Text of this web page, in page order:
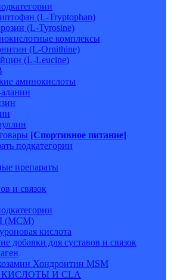
(L-Tryptophan)
(L-Tyrosine)
комплексы
(L-Ornithine)
(L-Leucine)
аминокислоты
аланин
[Спортивное питание]
подкатегории
препараты
и связок
(МСМ)
кислота
добавки для суставов и связок
Хондроитин MSM
И CLA